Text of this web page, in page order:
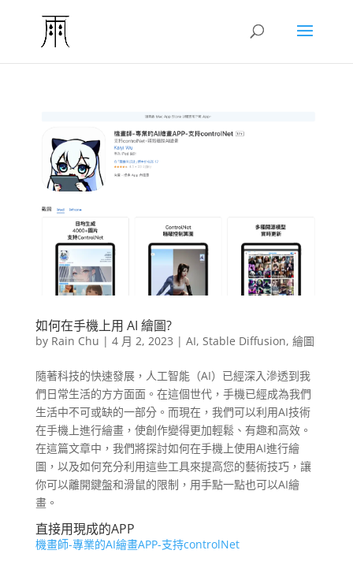
如何在手機上用 AI 繪圖?
by Rain Chu | 4 月 2, 2023 | AI, Stable Diffusion, 繪圖
隨著科技的快速發展，人工智能（AI）已經深入滲透到我
們日常生活的方方面面。在這個世代，手機已經成為我們
生活中不可或缺的一部分。而現在，我們可以利用AI技術
在手機上進行繪畫，使創作變得更加輕鬆、有趣和高效。
在這篇文章中，我們將探討如何在手機上使用AI進行繪
圖，以及如何充分利用這些工具來提高您的藝術技巧，讓
你可以離開鍵盤和滑鼠的限制，用手點一點也可以AI繪
畫。
直接用現成的APP
機畫師-專業的AI繪畫APP-支持controlNet